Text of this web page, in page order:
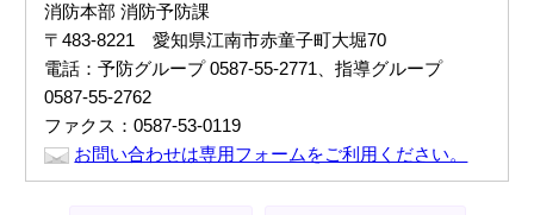
消防本部 消防予防課
〒483-8221 愛知県江南市赤童子町大堀70
電話：予防グループ 0587-55-2771、指導グループ
0587-55-2762
ファクス：0587-53-0119
お問い合わせは専用フォームをご利用ください。